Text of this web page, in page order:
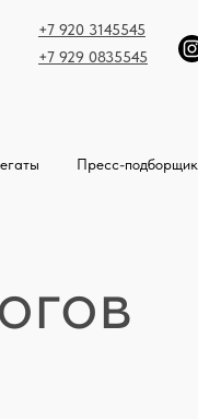
+7 920 3145545
+7 929 0835545
Пресс-подборщик